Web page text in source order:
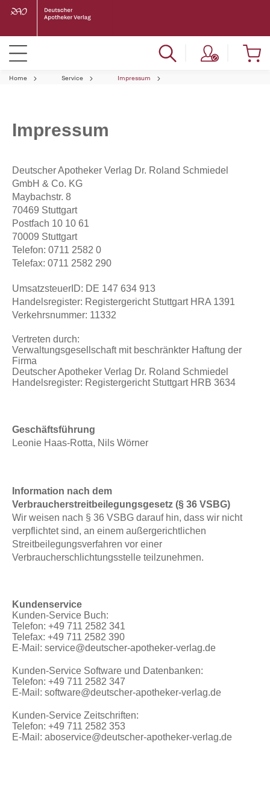
Home Service Impressum
Impressum
Deutscher Apotheker Verlag Dr. Roland Schmiedel
GmbH & Co. KG
Maybachstr. 8
70469 Stuttgart
Postfach 10 10 61
70009 Stuttgart
Telefon: 0711 2582 0
Telefax: 0711 2582 290
UmsatzsteuerID: DE 147 634 913
Handelsregister: Registergericht Stuttgart HRA 1391
Verkehrsnummer: 11332
Vertreten durch:
Verwaltungsgesellschaft mit beschränkter Haftung der
Firma
Deutscher Apotheker Verlag Dr. Roland Schmiedel
Handelsregister: Registergericht Stuttgart HRB 3634
Geschäftsführung
Leonie Haas-Rotta, Nils Wörner
Information nach dem
Verbraucherstreitbeilegungsgesetz (§ 36 VSBG)
Wir weisen nach § 36 VSBG darauf hin, dass wir nicht
verpflichtet sind, an einem außergerichtlichen
Streitbeilegungsverfahren vor einer
Verbraucherschlichtungsstelle teilzunehmen.
Kundenservice
Kunden-Service Buch:
Telefon: +49 711 2582 341
Telefax: +49 711 2582 390
E-Mail: service@deutscher-apotheker-verlag.de
Kunden-Service Software und Datenbanken:
Telefon: +49 711 2582 347
E-Mail: software@deutscher-apotheker-verlag.de
Kunden-Service Zeitschriften:
Telefon: +49 711 2582 353
E-Mail: aboservice@deutscher-apotheker-verlag.de